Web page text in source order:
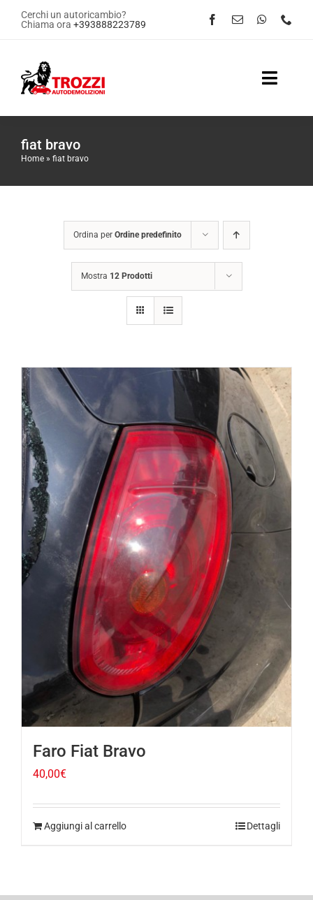
SaltaCerchi un autoricambio?
Chiama ora +393888223789
Toggle
Contattaci
fiat bravo
Home » fiat bravo
Ordina per Ordine predefinito
Mostra 12 Prodotti
Faro Fiat Bravo
40,00€
Aggiungi al carrello Dettagli